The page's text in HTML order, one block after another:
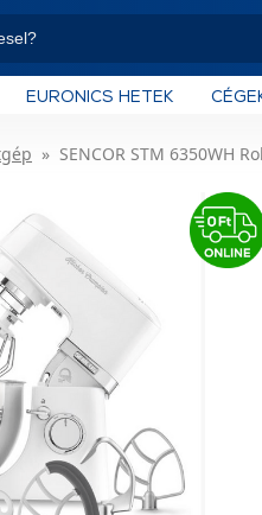
EURONICS HETEK
SENCOR STM 6350WH